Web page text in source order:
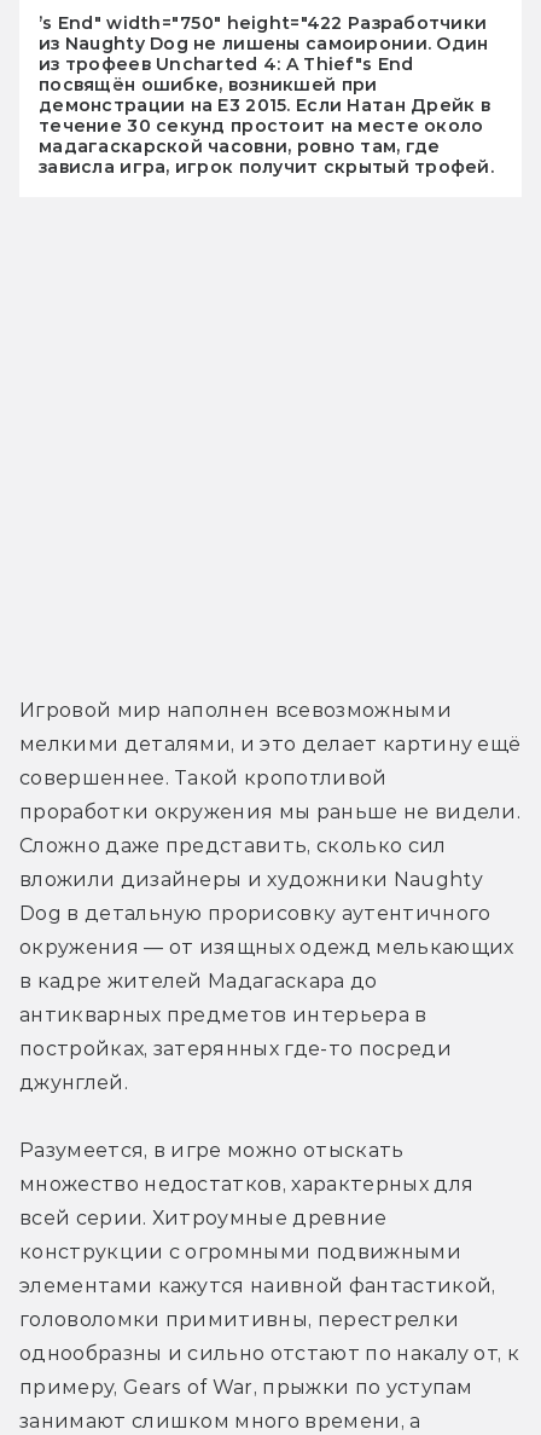
’s End" width="750" height="422 Разработчики
из Naughty Dog не лишены самоиронии. Один
из трофеев Uncharted 4: A Thief"s End
посвящён ошибке, возникшей при
демонстрации на E3 2015. Если Натан Дрейк в
течение 30 секунд простоит на месте около
мадагаскарской часовни, ровно там, где
зависла игра, игрок получит скрытый трофей.
Игровой мир наполнен всевозможными
мелкими деталями, и это делает картину ещё
совершеннее. Такой кропотливой
проработки окружения мы раньше не видели.
Сложно даже представить, сколько сил
вложили дизайнеры и художники Naughty
Dog в детальную прорисовку аутентичного
окружения — от изящных одежд мелькающих
в кадре жителей Мадагаскара до
антикварных предметов интерьера в
постройках, затерянных где-то посреди
джунглей.
Разумеется, в игре можно отыскать
множество недостатков, характерных для
всей серии. Хитроумные древние
конструкции с огромными подвижными
элементами кажутся наивной фантастикой,
головоломки примитивны, перестрелки
однообразны и сильно отстают по накалу от, к
примеру, Gears of War, прыжки по уступам
занимают слишком много времени, а